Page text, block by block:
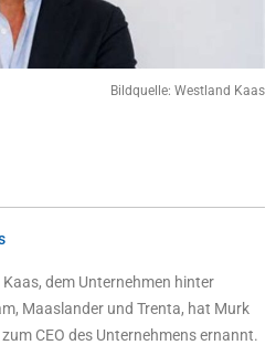
Bildquelle: Westland Kaas
dem Unternehmen hinter
Maaslander und Trenta, hat Murk
CEO des Unternehmens ernannt.